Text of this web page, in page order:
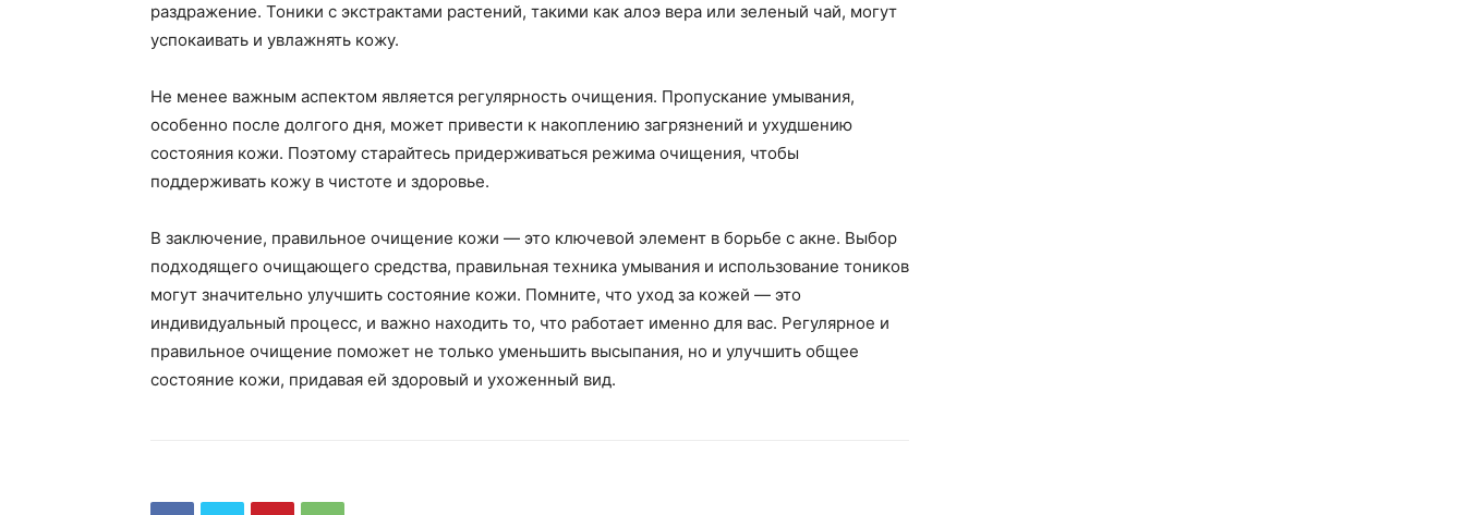
раздражение. Тоники с экстрактами растений, такими как алоэ вера или зеленый чай, могут
успокаивать и увлажнять кожу.
Не менее важным аспектом является регулярность очищения. Пропускание умывания,
особенно после долгого дня, может привести к накоплению загрязнений и ухудшению
состояния кожи. Поэтому старайтесь придерживаться режима очищения, чтобы
поддерживать кожу в чистоте и здоровье.
В заключение, правильное очищение кожи — это ключевой элемент в борьбе с акне. Выбор
подходящего очищающего средства, правильная техника умывания и использование тоников
могут значительно улучшить состояние кожи. Помните, что уход за кожей — это
индивидуальный процесс, и важно находить то, что работает именно для вас. Регулярное и
правильное очищение поможет не только уменьшить высыпания, но и улучшить общее
состояние кожи, придавая ей здоровый и ухоженный вид.